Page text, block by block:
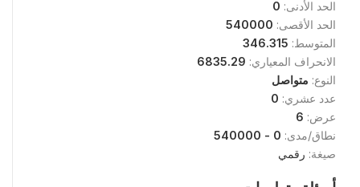
الحد الأدنى: 0
الحد الأقصى: 540000
المتوسط: 346.315
الانحراف المعياري: 6835.29
النوع: متواصل
عدد عشري: 0
عرض: 6
نطاق/مدى: 0 - 540000
صيغة: رقمي